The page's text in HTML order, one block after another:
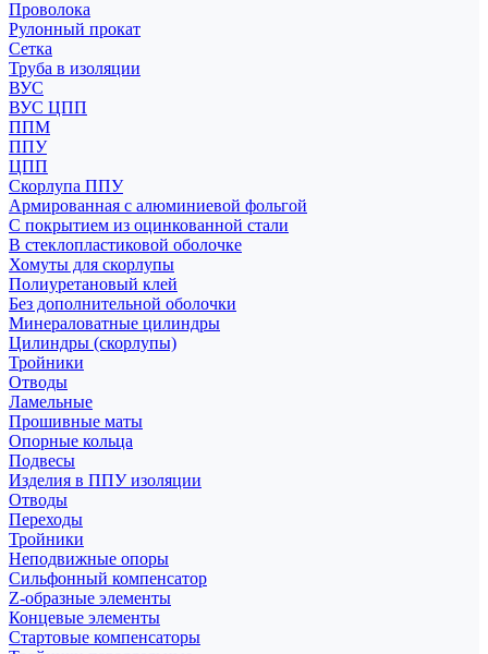
Проволока
Рулонный прокат
Сетка
Труба в изоляции
ВУС
ВУС ЦПП
ППМ
ППУ
ЦПП
Скорлупа ППУ
Армированная с алюминиевой фольгой
С покрытием из оцинкованной стали
В стеклопластиковой оболочке
Хомуты для скорлупы
Полиуретановый клей
Без дополнительной оболочки
Минераловатные цилиндры
Цилиндры (скорлупы)
Тройники
Отводы
Ламельные
Прошивные маты
Опорные кольца
Подвесы
Изделия в ППУ изоляции
Отводы
Переходы
Тройники
Неподвижные опоры
Cильфонный компенсатор
Z-образные элементы
Концевые элементы
Стартовые компенсаторы